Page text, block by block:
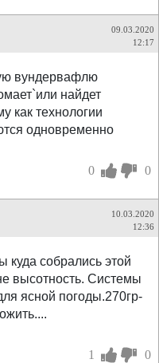
09.03.2020
12:17
вундервафлю
найдет
как технологии
одновременно
0 0
10.03.2020
12:36
куда собрались этой
высотность. Системы
ясной погоды.270гр-
1 0